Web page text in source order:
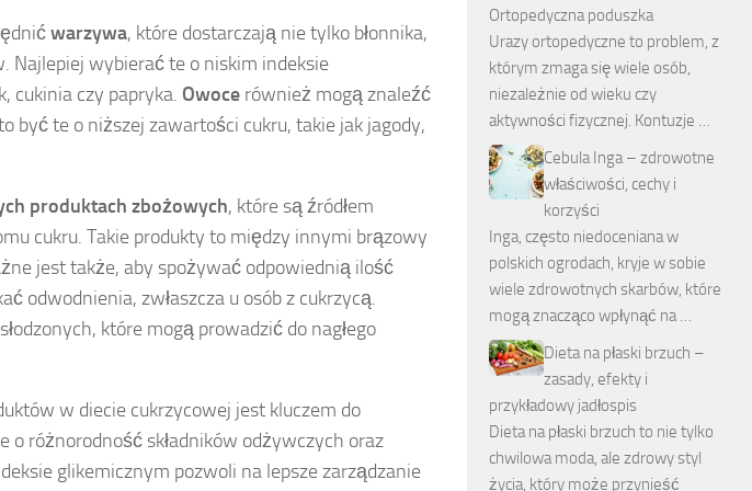
warzywa, które dostarczają nie tylko błonnika,
Najlepiej wybierać te o niskim indeksie
cukinia czy papryka. Owoce również mogą znaleźć
być te o niższej zawartości cukru, takie jak jagody,
produktach zbożowych, które są źródłem
cukru. Takie produkty to między innymi brązowy
jest także, aby spożywać odpowiednią ilość
odwodnienia, zwłaszcza u osób z cukrzycą.
które mogą prowadzić do nagłego
w diecie cukrzycowej jest kluczem do
o różnorodność składników odżywczych oraz
glikemicznym pozwoli na lepsze zarządzanie
Ortopedyczna poduszka
Urazy ortopedyczne to problem, z
którym zmaga się wiele osób,
niezależnie od wieku czy
aktywności fizycznej. Kontuzje …
Cebula Inga – zdrowotne
właściwości, cechy i
korzyści
Inga, często niedoceniana w
polskich ogrodach, kryje w sobie
wiele zdrowotnych skarbów, które
mogą znacząco wpłynąć na …
Dieta na płaski brzuch –
zasady, efekty i
przykładowy jadłospis
Dieta na płaski brzuch to nie tylko
chwilowa moda, ale zdrowy styl
życia, który może przynieść